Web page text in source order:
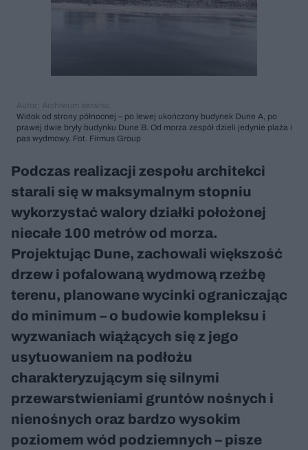
Autor: Archiwum serwisu
Widok od strony północnej – po lewej ukończony budynek Dune A, po
prawej dwie bryły budynku Dune B. Od morza zespół dzieli jedynie plaża i
pas wydmowy. Fot. Firmus Group
Podczas realizacji zespołu architekci
starali się w maksymalnym stopniu
wykorzystać walory działki położonej
niecałe 100 metrów od morza.
Projektując Dune, zachowali większość
drzew i pofalowaną wydmową rzeźbę
terenu, planowane wycinki ograniczając
do minimum – o budowie kompleksu i
wyzwaniach wiążących się z jego
usytuowaniem na podłożu
charakteryzującym się silnymi
przewarstwieniami gruntów nośnych i
nienośnych oraz bardzo wysokim
poziomem wód podziemnych – pisze